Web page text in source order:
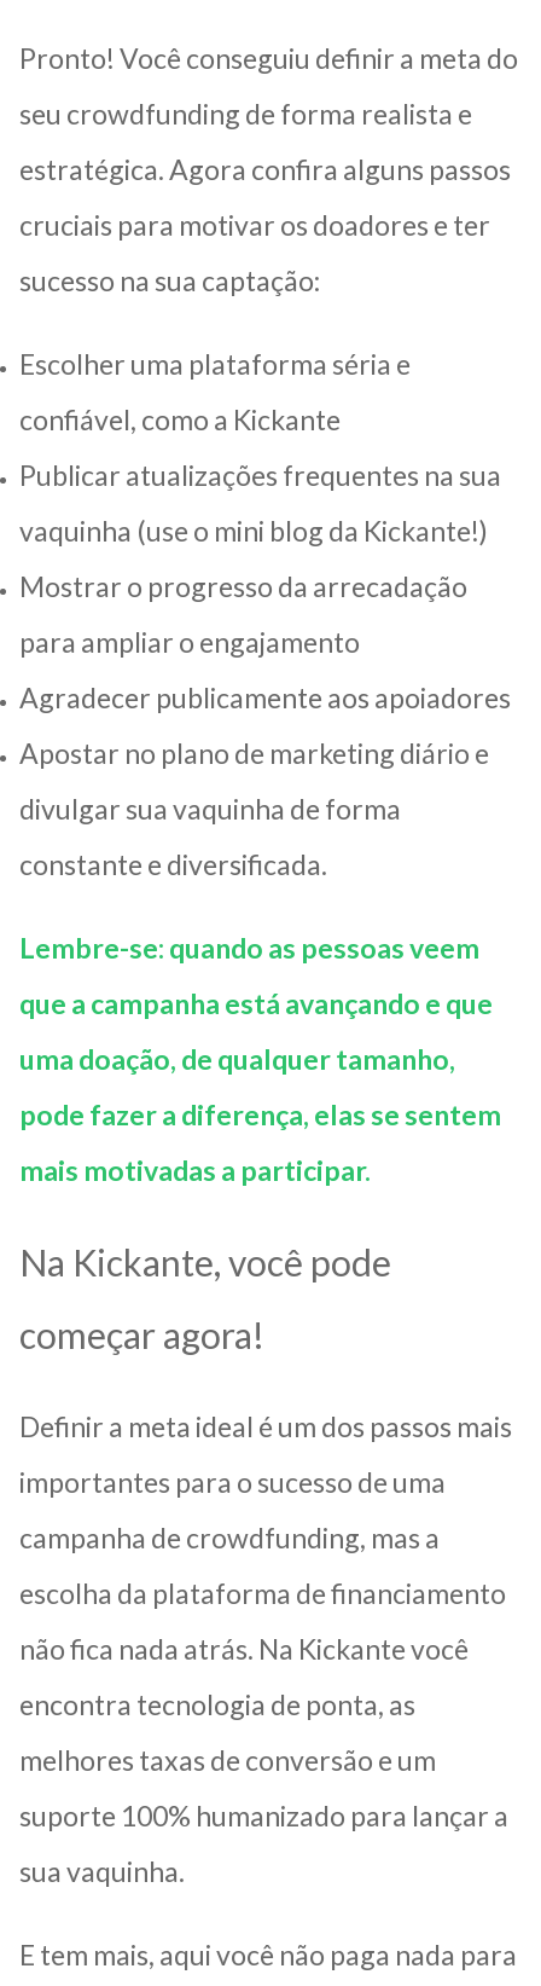
Pronto! Você conseguiu definir a meta do
seu crowdfunding de forma realista e
estratégica. Agora confira alguns passos
cruciais para motivar os doadores e ter
sucesso na sua captação:
Escolher uma plataforma séria e
confiável, como a Kickante
Publicar atualizações frequentes na sua
vaquinha (use o mini blog da Kickante!)
Mostrar o progresso da arrecadação
para ampliar o engajamento
Agradecer publicamente aos apoiadores
Apostar no plano de marketing diário e
divulgar sua vaquinha de forma
constante e diversificada.
Lembre-se: quando as pessoas veem
que a campanha está avançando e que
uma doação, de qualquer tamanho,
pode fazer a diferença, elas se sentem
mais motivadas a participar.
Na Kickante, você pode
começar agora!
Definir a meta ideal é um dos passos mais
importantes para o sucesso de uma
campanha de crowdfunding, mas a
escolha da plataforma de financiamento
não fica nada atrás. Na Kickante você
encontra tecnologia de ponta, as
melhores taxas de conversão e um
suporte 100% humanizado para lançar a
sua vaquinha.
E tem mais, aqui você não paga nada para